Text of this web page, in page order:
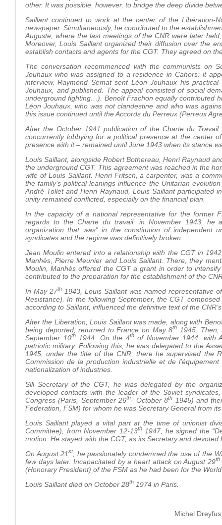
other. It was possible, however, to bridge the deep divide
Saillant continued to work at the center of the Libération-
newspaper. Simultaneously, he contributed to the
Auguste, where the last meetings of the CNR were later
Moreover, Louis Saillant organized their diffusion over the
establish contacts and agents for the CGT. They agreed on
The conversation recommenced with the communists on
Jouhaux who was assigned to a residence in Cahors: it
interview. Raymond Semat sent Léon Jouhaux his
Jouhaux, and published. The appeal consisted of social
underground fighting…). Benoît Frachon equally contributed
Léon Jouhaux, who was not clandestine and who was
this issue continued until the Accords du Perreux (Perreux
After the October 1941 publication of the Charte du
concurrently lobbying for a political presence at the center
presence with it – remained until June 1943 when its stance
Louis Saillant, alongside Robert Bothereau, Henri Raynaud
the underground CGT. This agreement was reached in the
wife of Louis Saillant. Henri Fritsch, a carpenter, was a
the family’s political leanings influence the Unitarian
André Tollet and Henri Raynaud, Louis Saillant participated
unity remained conflicted, especially on the financial plan.
In the capacity of a national representative for the former
regards to the Charte du travail: in November 1943, he
organization that was” in the constitution of independent
syndicates and the regime was definitively broken.
Jean Moulin entered into a relationship with the CGT in
Manhès, Pierre Meunier and Louis Saillant. There, they
Moulin, Manhès offered the CGT a grant in order to
contributed to the preparation for the establishment of the
In May 27th 1943, Louis Saillant was named representative
Resistance). In the following September, the CGT
according to Saillant, influenced the definitive text of the
After the Liberation, Louis Saillant was made, along with
being deported, returned to France on May 8th
1945. Then;
September 10th1944. On the 4thof November 1944, with
patriotic military. Following this, he was delegated to the
1945, under the title of the CNR; there he supervised the
Commission de la production industrielle et de
nationalization of industries.
Sill Secretary of the CGT, he was delegated by the
developed contacts with the leader of the Soviet
Congress (Paris, September 26th- October 8th
1945) and
Federation, FSM) for whom he was Secretary General from
Louis Saillant played a vital part at the time of unionist
Committee), from November 12-13th1947, he signed the
motion. He stayed with the CGT, as its Secretary and
On August 21st, he passionately condemned the use of the
few days later. Incapacitated by a heart attack on August 29th
(Honorary President) of the FSM as he had been for the
Louis Saillant died on October 28th 1974 in Paris.
Michel